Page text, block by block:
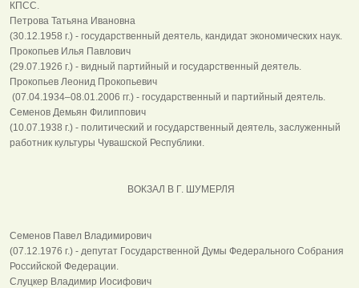
КПСС.
Петрова Татьяна Ивановна
(30.12.1958 г.) - государственный деятель, кандидат экономических наук.
Прокопьев Илья Павлович
(29.07.1926 г.) - видный партийный и государственный деятель.
Прокопьев Леонид Прокопьевич
(07.04.1934–08.01.2006 гг.) - государственный и партийный деятель.
Семенов Демьян Филиппович
(10.07.1938 г.) - политический и государственный деятель, заслуженный
работник культуры Чувашской Республики.
ВОКЗАЛ В Г. ШУМЕРЛЯ
Семенов Павел Владимирович
(07.12.1976 г.) - депутат Государственной Думы Федерального Собрания
Российской Федерации.
Слуцкер Владимир Иосифович